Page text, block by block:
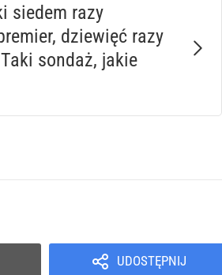
siedem razy
dziewięć razy
sondaż, jakie
UDOSTĘPNIJ